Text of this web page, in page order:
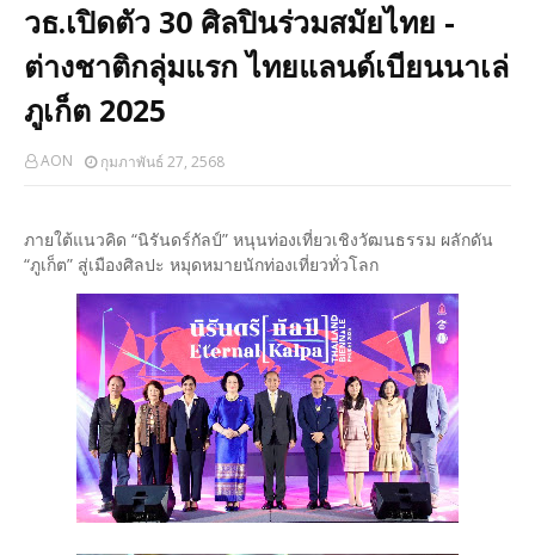
วธ.เปิดตัว 30 ศิลปินร่วมสมัยไทย -
ต่างชาติกลุ่มแรก ไทยแลนด์เบียนนาเล่
ภูเก็ต 2025
AON กุมภาพันธ์ 27, 2568
ภายใต้แนวคิด “นิรันดร์กัลป์” หนุนท่องเที่ยวเชิงวัฒนธรรม ผลักดัน
“ภูเก็ต” สู่เมืองศิลปะ หมุดหมายนักท่องเที่ยวทั่วโลก